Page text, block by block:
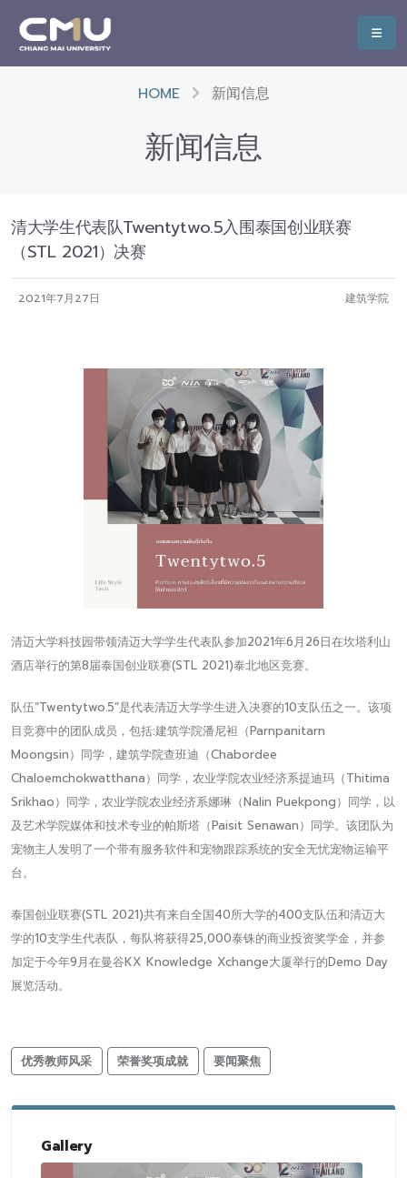
HOME 新闻信息
新闻信息
清大学生代表队Twentytwo.5入围泰国创业联赛
（STL 2021）决赛
2021年7月27日 建筑学院
清迈大学科技园带领清迈大学学生代表队参加2021年6月26日在坎塔利山
酒店举行的第8届泰国创业联赛(STL 2021)泰北地区竞赛。
队伍“Twentytwo.5”是代表清迈大学学生进入决赛的10支队伍之一。该项
目竞赛中的团队成员，包括:建筑学院潘尼袒（Parnpanitarn
Moongsin）同学，建筑学院查班迪（Chabordee
Chaloemchokwatthana）同学，农业学院农业经济系提迪玛（Thitima
Srikhao）同学，农业学院农业经济系娜琳（Nalin Puekpong）同学，以
及艺术学院媒体和技术专业的帕斯塔（Paisit Senawan）同学。该团队为
宠物主人发明了一个带有服务软件和宠物跟踪系统的安全无忧宠物运输平
台。
泰国创业联赛(STL 2021)共有来自全国40所大学的400支队伍和清迈大
学的10支学生代表队，每队将获得25,000泰铢的商业投资奖学金，并参
加定于今年9月在曼谷KX Knowledge Xchange大厦举行的Demo Day
展览活动。
优秀教师风采 荣誉奖项成就 要闻聚焦
Gallery